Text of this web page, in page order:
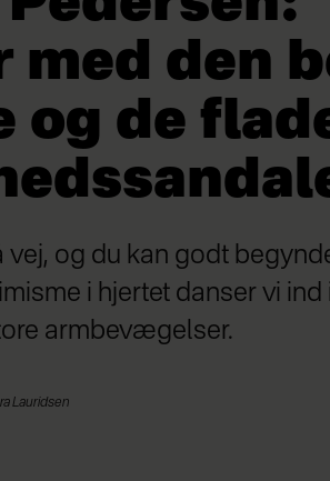
med den
og de
vej, og du kan godt
i hjertet danser vi
armbevægelser.
Lauridsen